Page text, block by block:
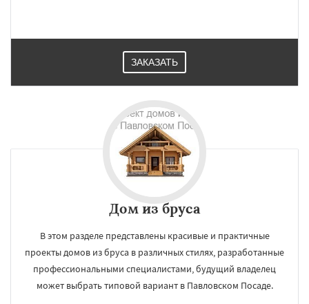
ЗАКАЗАТЬ
Дом из бруса
В этом разделе представлены красивые и практичные
проекты домов из бруса в различных стилях, разработанные
профессиональными специалистами, будущий владелец
может выбрать типовой вариант в Павловском Посаде.